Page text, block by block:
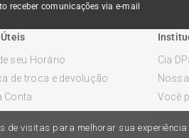
de visitas para melhorar sua
receber comunicações via e-mail
seu Horário
de troca e devolução
Conta
de Privacidade
Cia
Você